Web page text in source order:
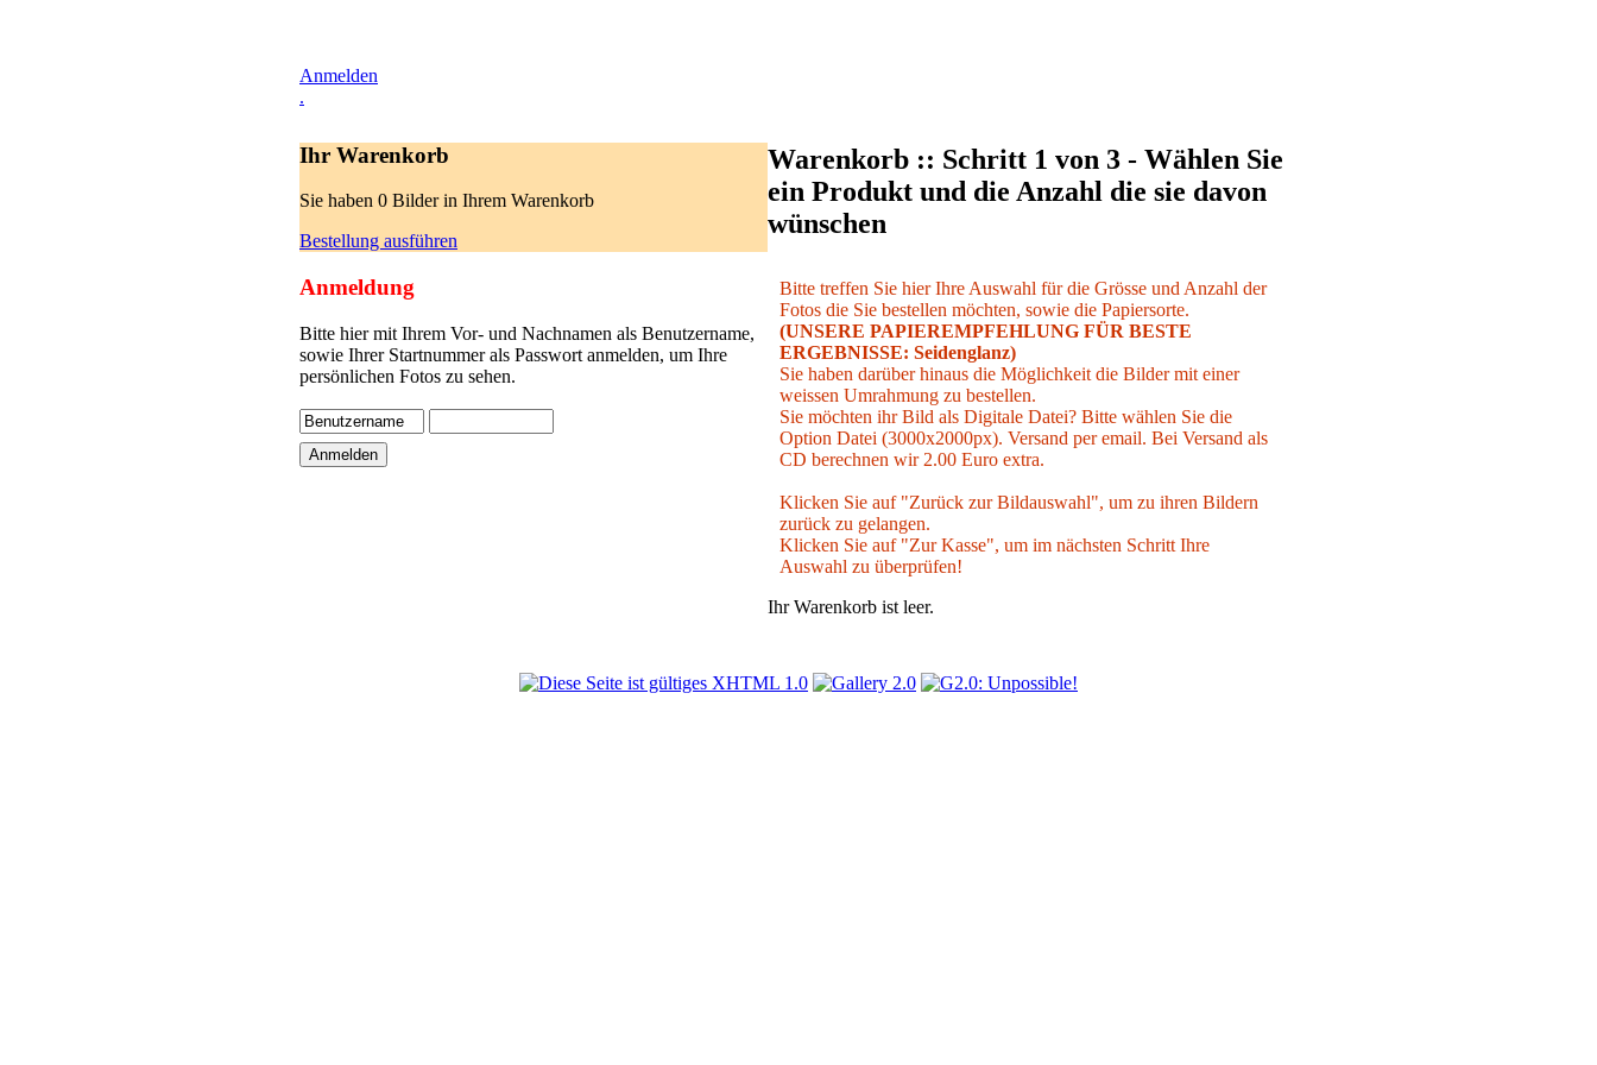
Anmelden
.
Ihr Warenkorb
Sie haben 0 Bilder in Ihrem Warenkorb
Bestellung ausführen
Anmeldung
Bitte hier mit Ihrem Vor- und Nachnamen als Benutzername,
sowie Ihrer Startnummer als Passwort anmelden, um Ihre
persönlichen Fotos zu sehen.
Warenkorb :: Schritt 1 von 3 - Wählen Sie
ein Produkt und die Anzahl die sie davon
wünschen
Bitte treffen Sie hier Ihre Auswahl für die Grösse und Anzahl der
Fotos die Sie bestellen möchten, sowie die Papiersorte.
(UNSERE PAPIEREMPFEHLUNG FÜR BESTE
ERGEBNISSE: Seidenglanz)
Sie haben darüber hinaus die Möglichkeit die Bilder mit einer
weissen Umrahmung zu bestellen.
Sie möchten ihr Bild als Digitale Datei? Bitte wählen Sie die
Option Datei (3000x2000px). Versand per email. Bei Versand als
CD berechnen wir 2.00 Euro extra.
Klicken Sie auf "Zurück zur Bildauswahl", um zu ihren Bildern
zurück zu gelangen.
Klicken Sie auf "Zur Kasse", um im nächsten Schritt Ihre
Auswahl zu überprüfen!
Ihr Warenkorb ist leer.